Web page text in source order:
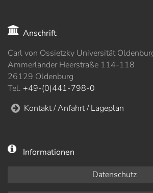
Anschrift
Carl von Ossietzky Universität
Ammerländer Heerstraße 114-118
26129 Oldenburg
Tel. +49-(0)441-798-0
Kontakt / Anfahrt / Lageplan
Informationen
Datenschutz